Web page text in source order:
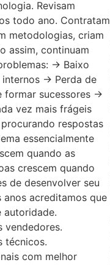
Revisam
todo ano. Contratam
metodologias, criam
assim, continuam
→ Baixo
→ Perda de
sucessores →
vez mais frágeis
respostas
essencialmente
quando as
crescem quando
de desenvolver seu
acreditamos que
autoridade.
vendedores.
técnicos.
com melhor